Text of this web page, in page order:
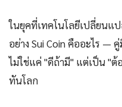
ในยุคที่เทคโนโลยีเปลี่ยนแป
อย่าง Sui Coin คืออะไร —
ไม่ใช่แค่ "ดีถ้ามี" แต่เป็น "ต้
ทันโลก